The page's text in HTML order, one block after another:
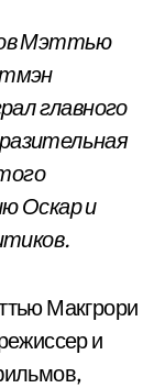
Мэттью
главного
Оскар и
Макгрори
и